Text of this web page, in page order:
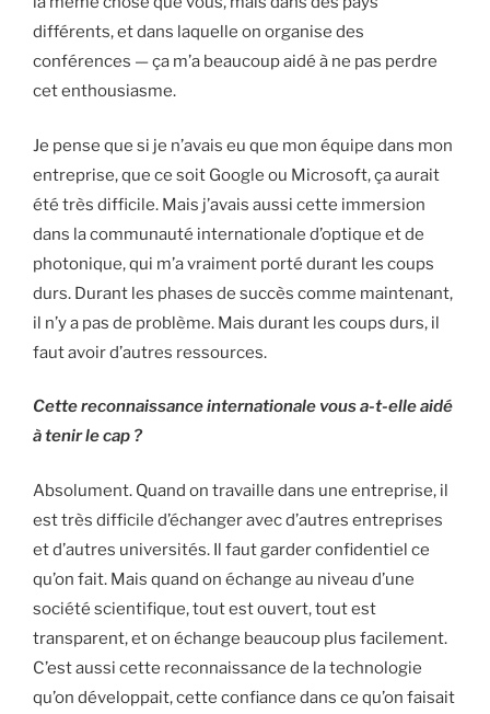
différents, et dans laquelle on organise des
conférences — ça m’a beaucoup aidé à ne pas perdre
cet enthousiasme.
Je pense que si je n’avais eu que mon équipe dans mon
entreprise, que ce soit Google ou Microsoft, ça aurait
été très difficile. Mais j’avais aussi cette immersion
dans la communauté internationale d’optique et de
photonique, qui m’a vraiment porté durant les coups
durs. Durant les phases de succès comme maintenant,
il n’y a pas de problème. Mais durant les coups durs, il
faut avoir d’autres ressources.
Cette reconnaissance internationale vous a-t-elle aidé
à tenir le cap ?
Absolument. Quand on travaille dans une entreprise, il
est très difficile d’échanger avec d’autres entreprises
et d’autres universités. Il faut garder confidentiel ce
qu’on fait. Mais quand on échange au niveau d’une
société scientifique, tout est ouvert, tout est
transparent, et on échange beaucoup plus facilement.
C’est aussi cette reconnaissance de la technologie
qu’on développait, cette confiance dans ce qu’on faisait